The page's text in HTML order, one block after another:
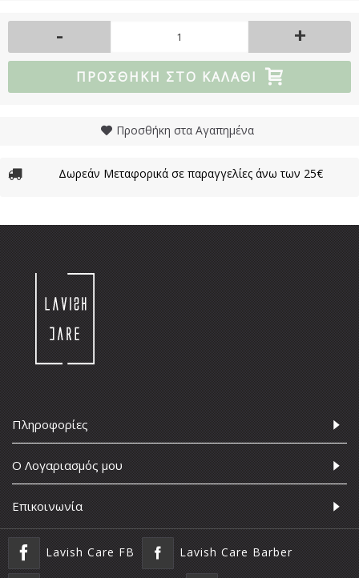
- +
ΠΡΟΣΘΉΚΗ ΣΤΟ ΚΑΛΆΘΙ
Προσθήκη στα Αγαπημένα
Δωρεάν Μεταφορικά σε παραγγελίες άνω των 25€
Πληροφορίες
Ο Λογαριασμός μου
Επικοινωνία
Lavish Care FB Lavish Care Barber